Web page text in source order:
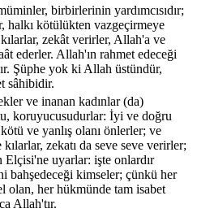
birbirlerinin yardımcısıdır;
halkı kötülükten vazgeçirmeye
kılarlar, zekât verirler, Allah'a ve
ederler. Allah'ın rahmet edeceği
Şüphe yok ki Allah üstündür,
sâhibidir.
ve inanan kadınlar (da)
koruyucusudurlar: İyi ve doğru
ve yanlış olanı önlerler; ve
zekatı da seve seve verirler;
uyarlar: işte onlardır
bahşedeceği kimseler; çünkü her
olan, her hükmünde tam isabet
Allah'tır.